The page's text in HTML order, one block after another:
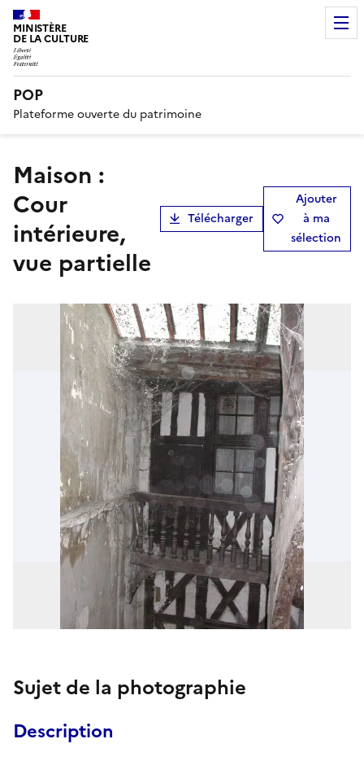
MINISTÈRE
DE LA CULTURE
POP
Plateforme ouverte du patrimoine
Maison :
Cour
intérieure,
vue partielle
Télécharger
Ajouter
à ma
sélection
Sujet de la photographie
Description